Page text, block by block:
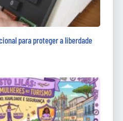
para proteger a liberdade